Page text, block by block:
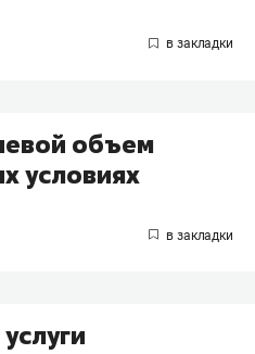
объем
условиях